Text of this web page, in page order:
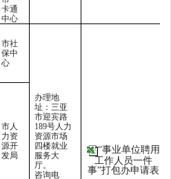
卡通
中心
市社
保中
心
办理地
址：三亚
市迎宾路
189号人力
资源市场
四楼就业
服务大
厅。
咨询电
“事业单位聘用
工作人员一件
事”打包办申请表
市人
力资
源开
发局